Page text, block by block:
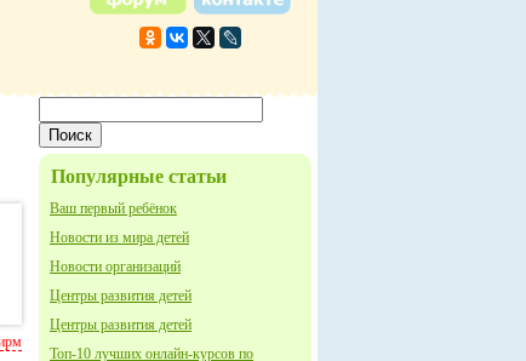
Популярные статьи
Ваш первый ребёнок
Новости из мира детей
Новости организаций
Центры развития детей
Центры развития детей
Топ-10 лучших онлайн-курсов по